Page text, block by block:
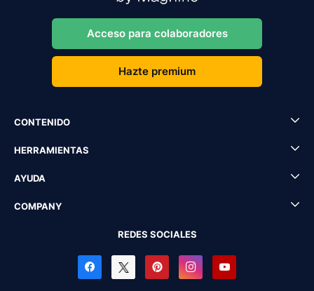
Acceso para colaboradores
Hazte premium
CONTENIDO
HERRAMIENTAS
AYUDA
COMPANY
REDES SOCIALES